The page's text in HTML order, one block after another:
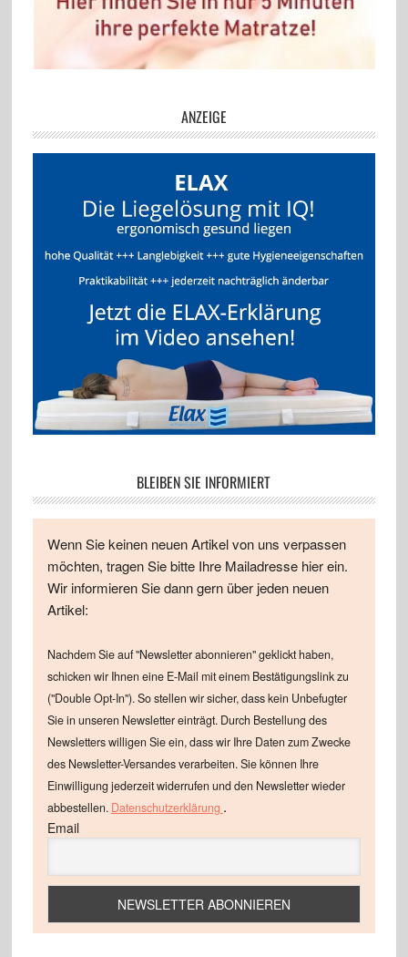
ANZEIGE
BLEIBEN SIE INFORMIERT
Wenn Sie keinen neuen Artikel von uns verpassen
möchten, tragen Sie bitte Ihre Mailadresse hier ein.
Wir informieren Sie dann gern über jeden neuen
Artikel:
Nachdem Sie auf "Newsletter abonnieren" geklickt haben,
schicken wir Ihnen eine E-Mail mit einem Bestätigungslink zu
("Double Opt-In"). So stellen wir sicher, dass kein Unbefugter
Sie in unseren Newsletter einträgt. Durch Bestellung des
Newsletters willigen Sie ein, dass wir Ihre Daten zum Zwecke
des Newsletter-Versandes verarbeiten. Sie können Ihre
Einwilligung jederzeit widerrufen und den Newsletter wieder
abbestellen. Datenschutzerklärung .
Email